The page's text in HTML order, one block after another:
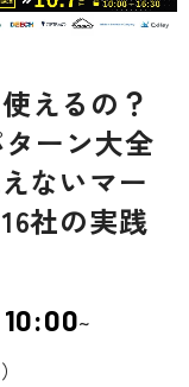
えるの？
ーン大全
ないマー
社の実践
10:00~